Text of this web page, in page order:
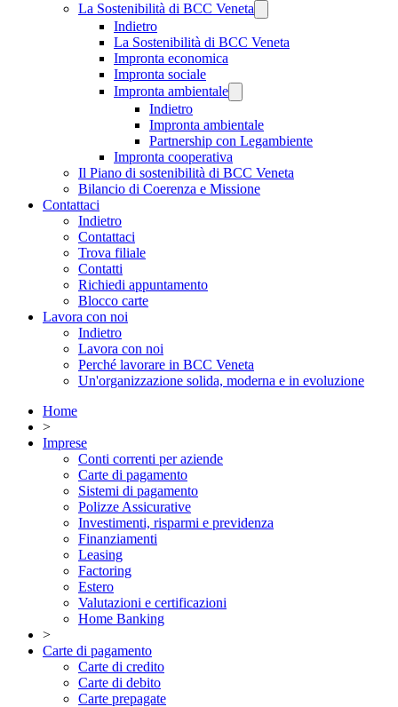
La Sostenibilità di BCC Veneta
Indietro
La Sostenibilità di BCC Veneta
Impronta economica
Impronta sociale
Impronta ambientale
Indietro
Impronta ambientale
Partnership con Legambiente
Impronta cooperativa
Il Piano di sostenibilità di BCC Veneta
Bilancio di Coerenza e Missione
Contattaci
Indietro
Contattaci
Trova filiale
Contatti
Richiedi appuntamento
Blocco carte
Lavora con noi
Indietro
Lavora con noi
Perché lavorare in BCC Veneta
Un'organizzazione solida, moderna e in evoluzione
Home
>
Imprese
Conti correnti per aziende
Carte di pagamento
Sistemi di pagamento
Polizze Assicurative
Investimenti, risparmi e previdenza
Finanziamenti
Leasing
Factoring
Estero
Valutazioni e certificazioni
Home Banking
>
Carte di pagamento
Carte di credito
Carte di debito
Carte prepagate